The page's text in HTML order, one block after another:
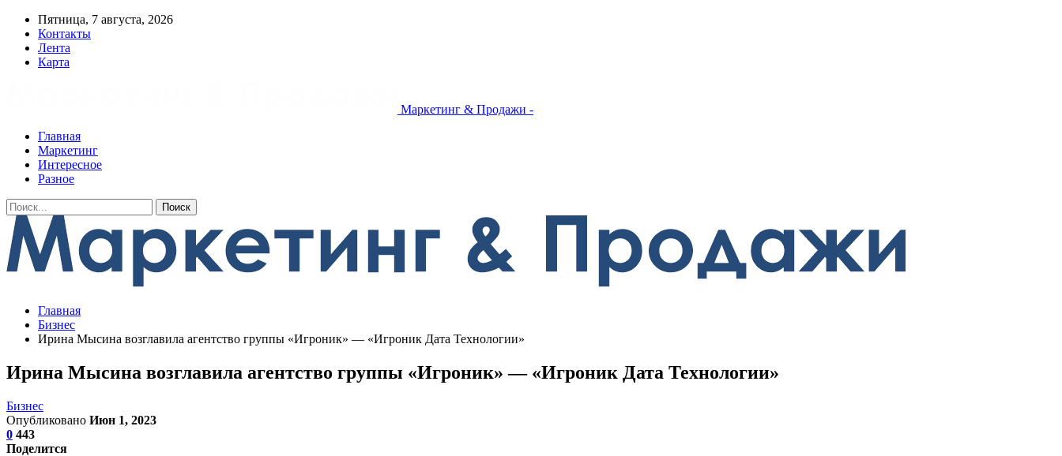
Пятница, 7 августа, 2026
Контакты
Лента
Карта
Маркетинг & Продажи -
Главная
Маркетинг
Интересное
Разное
Главная
Бизнес
Ирина Мысина возглавила агентство группы «Игроник» — «Игроник Дата Технологии»
Ирина Мысина возглавила агентство группы «Игроник» — «Игроник Дата Технологии»
Бизнес
Опубликовано Июн 1, 2023
0 443
Поделится